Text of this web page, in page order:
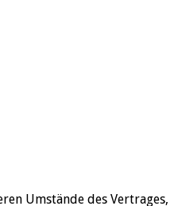
Umstände des Vertrages,